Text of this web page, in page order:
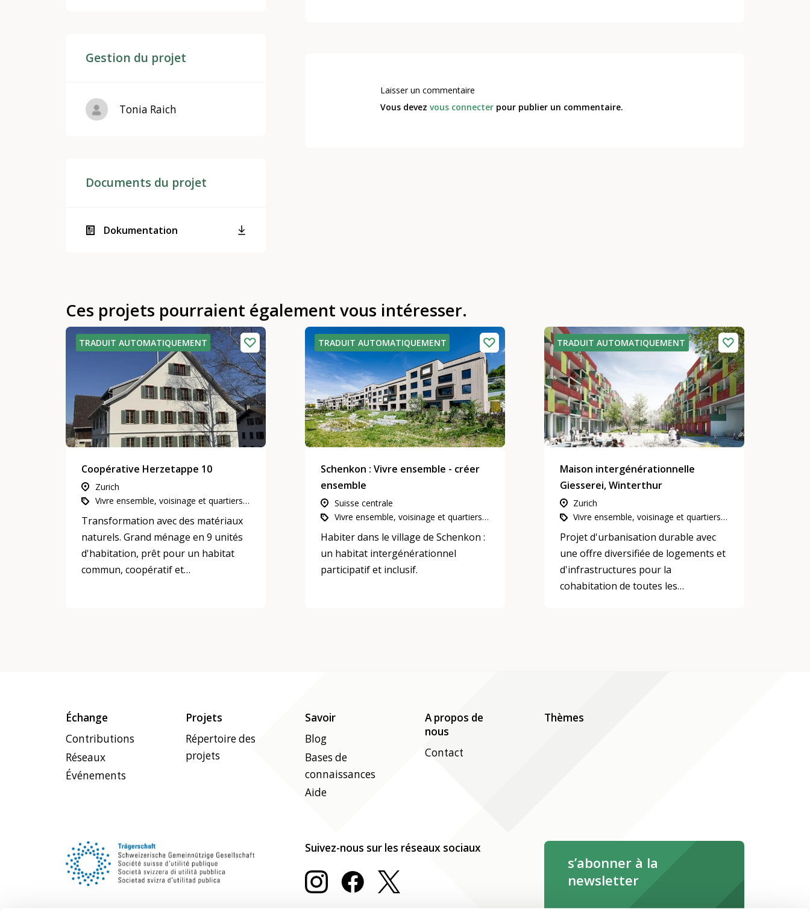
Gestion du projet
Tonia Raich
Documents du projet
Dokumentation
Laisser un commentaire
Vous devez vous connecterpour publier un commentaire.
Ces projets pourraient également vous intéresser.
TRADUIT AUTOMATIQUEMENT
Coopérative Herzetappe 10
Zurich
Vivre ensemble, voisinage et quartiers, Participation, intégration et inclusion, Habitation intergénérationnelle
Transformation avec des matériaux
naturels. Grand ménage en 9 unités
d'habitation, prêt pour un habitat
commun, coopératif et
TRADUIT AUTOMATIQUEMENT
Schenkon : Vivre ensemble - créer
ensemble
Suisse centrale
Vivre ensemble, voisinage et quartiers, Participation, intégration et inclusion, Habitation intergénérationnelle
Habiter dans le village de Schenkon :
un habitat intergénérationnel
participatif et inclusif.
TRADUIT AUTOMATIQUEMENT
Maison intergénérationnelle
Giesserei, Winterthur
Zurich
Vivre ensemble, voisinage et quartiers, Participation, intégration et inclusion, Habitation intergénérationnelle
Projet d'urbanisation durable avec
une offre diversifiée de logements et
d'infrastructures pour la
cohabitation de toutes les
Échange
Contributions
Réseaux
Événements
Projets
Répertoire des
projets
Savoir
Blog
Bases de
connaissances
Aide
A propos de
nous
Contact
Thèmes
Suivez-nous sur les réseaux sociaux
s’abonner à la
newsletter